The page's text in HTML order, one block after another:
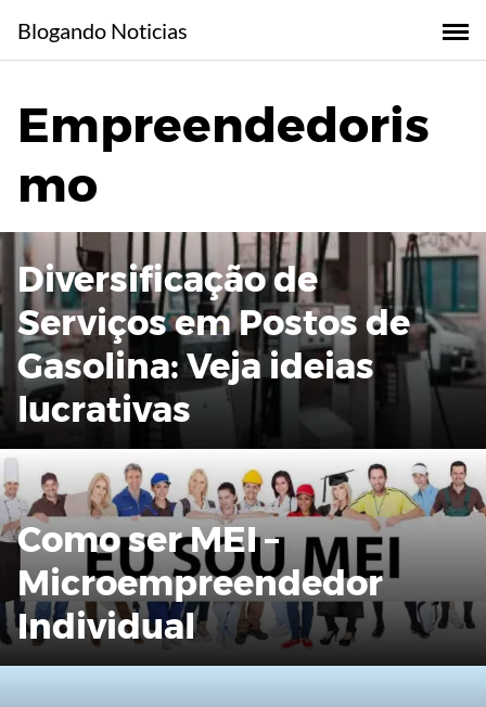
content
Blogando Noticias
Empreendedoris
mo
Diversificação de
Serviços em Postos de
Gasolina: Veja ideias
lucrativas
Como ser MEI –
Microempreendedor
Individual